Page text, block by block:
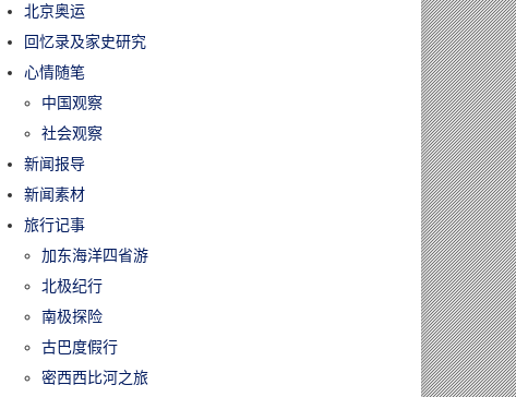
北京奥运
回忆录及家史研究
心情随笔
中国观察
社会观察
新闻报导
新闻素材
旅行记事
加东海洋四省游
北极纪行
南极探险
古巴度假行
密西西比河之旅